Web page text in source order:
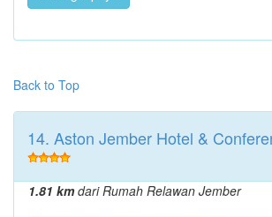
Back to Top
14. Aston Jember Hotel &
1.81 kmdari Rumah Relawan Jember